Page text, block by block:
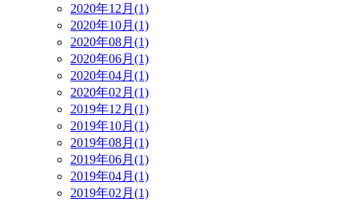
2020年12月(1)
2020年10月(1)
2020年08月(1)
2020年06月(1)
2020年04月(1)
2020年02月(1)
2019年12月(1)
2019年10月(1)
2019年08月(1)
2019年06月(1)
2019年04月(1)
2019年02月(1)